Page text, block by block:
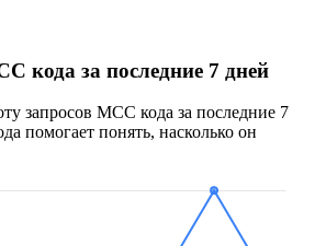
кода за последние 7 дней
запросов MCC кода за последние 7
помогает понять, насколько он